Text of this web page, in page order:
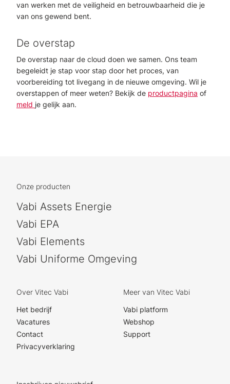
van werken met de veiligheid en betrouwbaarheid die je
van ons gewend bent.
De overstap
De overstap naar de cloud doen we samen. Ons team
begeleidt je stap voor stap door het proces, van
voorbereiding tot livegang in de nieuwe omgeving. Wil je
overstappen of meer weten? Bekijk de productpagina of
meld je gelijk aan.
Onze producten
Vabi Assets Energie
Vabi EPA
Vabi Elements
Vabi Uniforme Omgeving
Over Vitec Vabi
Het bedrijf
Vacatures
Contact
Privacyverklaring
Meer van Vitec Vabi
Vabi platform
Webshop
Support